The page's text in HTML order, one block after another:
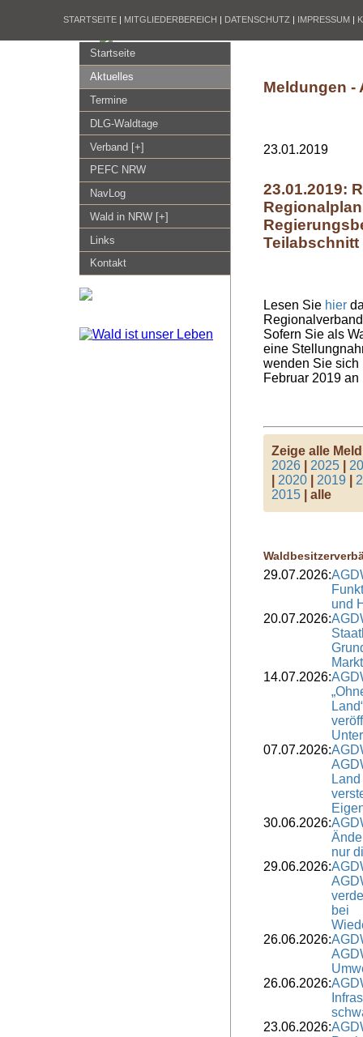
STARTSEITE | MITGLIEDERBEREICH | DATENSCHUTZ | IMPRESSUM |
Startseite
Aktuelles
Termine
DLG-Waldtage
Verband [+]
PEFC NRW
NavLog
Wald in NRW [+]
Links
Kontakt
Meldungen -
23.01.2019
23.01.2019:
Lesen Sie hier
Sofern Sie als
eine
wenden Sie sich
Februar 2019
Zeige alle
2026
2025
2020 2019
2015 | alle
29.07.2026:
und
20.07.2026:
14.07.2026:
07.07.2026:
30.06.2026:
nur
29.06.2026:
bei
26.06.2026:
26.06.2026:
23.06.2026: